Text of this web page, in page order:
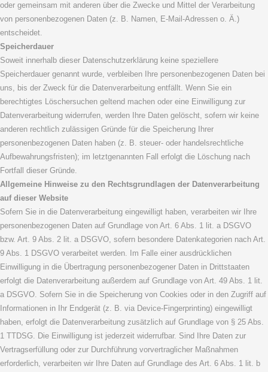
oder gemeinsam mit anderen über die Zwecke und Mittel der Verarbeitung
von personenbezogenen Daten (z. B. Namen, E-Mail-Adressen o. Ä.)
entscheidet.
Speicherdauer
Soweit innerhalb dieser Datenschutzerklärung keine speziellere
Speicherdauer genannt wurde, verbleiben Ihre personenbezogenen Daten bei
uns, bis der Zweck für die Datenverarbeitung entfällt. Wenn Sie ein
berechtigtes Löschersuchen geltend machen oder eine Einwilligung zur
Datenverarbeitung widerrufen, werden Ihre Daten gelöscht, sofern wir keine
anderen rechtlich zulässigen Gründe für die Speicherung Ihrer
personenbezogenen Daten haben (z. B. steuer- oder handelsrechtliche
Aufbewahrungsfristen); im letztgenannten Fall erfolgt die Löschung nach
Fortfall dieser Gründe.
Allgemeine Hinweise zu den Rechtsgrundlagen der Datenverarbeitung
auf dieser Website
Sofern Sie in die Datenverarbeitung eingewilligt haben, verarbeiten wir Ihre
personenbezogenen Daten auf Grundlage von Art. 6 Abs. 1 lit. a DSGVO
bzw. Art. 9 Abs. 2 lit. a DSGVO, sofern besondere Datenkategorien nach Art.
9 Abs. 1 DSGVO verarbeitet werden. Im Falle einer ausdrücklichen
Einwilligung in die Übertragung personenbezogener Daten in Drittstaaten
erfolgt die Datenverarbeitung außerdem auf Grundlage von Art. 49 Abs. 1 lit.
a DSGVO. Sofern Sie in die Speicherung von Cookies oder in den Zugriff auf
Informationen in Ihr Endgerät (z. B. via Device-Fingerprinting) eingewilligt
haben, erfolgt die Datenverarbeitung zusätzlich auf Grundlage von § 25 Abs.
1 TTDSG. Die Einwilligung ist jederzeit widerrufbar. Sind Ihre Daten zur
Vertragserfüllung oder zur Durchführung vorvertraglicher Maßnahmen
erforderlich, verarbeiten wir Ihre Daten auf Grundlage des Art. 6 Abs. 1 lit. b